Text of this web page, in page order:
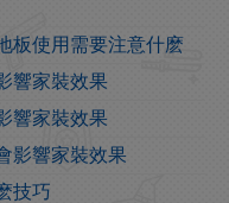
板使用需要注意什麽
響家裝效果
響家裝效果
影響家裝效果
技巧